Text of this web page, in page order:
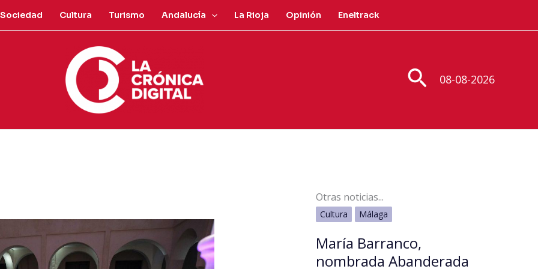
Sociedad Cultura Turismo Andalucía La Rioja Opinión Eneltrack
Buscar
08-08-2026
Otras noticias...
Cultura Málaga
María Barranco,
nombrada Abanderada